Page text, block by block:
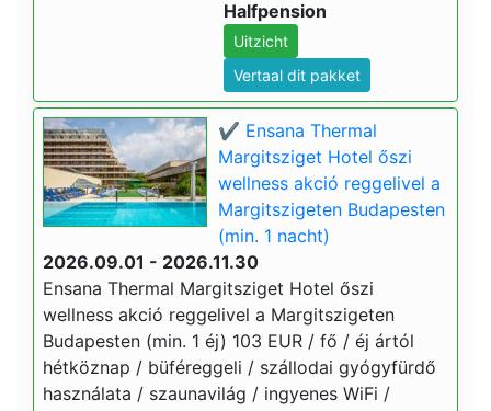
Halfpension
Uitzicht
Vertaal dit pakket
✔️ Ensana Thermal
Margitsziget Hotel őszi
wellness akció reggelivel a
Margitszigeten Budapesten
(min. 1 nacht)
2026.09.01 - 2026.11.30
Ensana Thermal Margitsziget Hotel őszi
wellness akció reggelivel a Margitszigeten
Budapesten (min. 1 éj) 103 EUR / fő / éj ártól
hétköznap / büféreggeli / szállodai gyógyfürdő
használata / szaunavilág / ingyenes WiFi /